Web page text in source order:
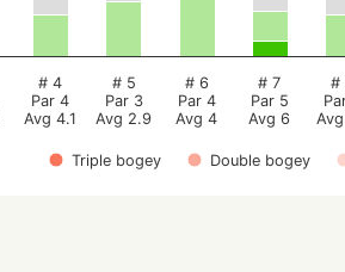
Triple bogey Double bogey
# 4
Par 4
Avg 4.1
# 5
Par 3
Avg 2.9
# 6
Par 4
Avg 4
# 7
Par 5
Avg 6
#